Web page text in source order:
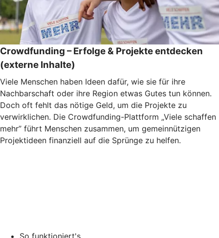
Crowdfunding – Erfolge & Projekte entdecken
(externe Inhalte)
Viele Menschen haben Ideen dafür, wie sie für ihre
Nachbarschaft oder ihre Region etwas Gutes tun können.
Doch oft fehlt das nötige Geld, um die Projekte zu
verwirklichen. Die Crowdfunding-Plattform „Viele schaffen
mehr” führt Menschen zusammen, um gemeinnützigen
Projektideen finanziell auf die Sprünge zu helfen.
So funktioniert's